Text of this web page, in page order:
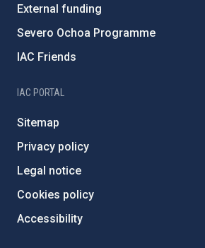
External funding
Severo Ochoa Programme
IAC Friends
IAC PORTAL
Sitemap
Privacy policy
Legal notice
Cookies policy
Accessibility